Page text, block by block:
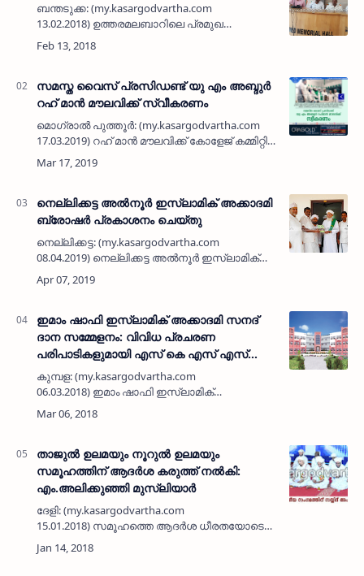
ബന്തടുക്ക: (my.kasargodvartha.com
13.02.2018) ഉത്തരമലബാറിലെ പ്രമുഖ
സിയാറത്ത് കേന്ദ്രമായ ബന്തടുക്ക ഏണിയാടി
മഖാം ഉറൂസ് ഫെബ്രുവരി 15 മുതല്‍ 21 വരെ
സമസ്ത വൈസ് പ്രസിഡണ്ട് യു എം അബ്ദുര്‍
റഹ് മാന്‍ മൗലവിക്ക് സ്വീകരണം
മൊഗ്രാല്‍ പുത്തൂര്‍: (my.kasargodvartha.com
17.03.2019) റഹ് മാന്‍ മൗലവിക്ക് കോളേജ് കമ്മിറ്റി
സ്വീകരണം നല്‍കി. സയ്യിദ് ത്വാഹ ജിഫ് രി
ബാഖവി തങ്ങള്‍ ഉദ്ഘാടനം ചെയ്തു. ഹമീദ് …
നെല്ലിക്കട്ട അല്‍നൂര്‍ ഇസ്ലാമിക് അക്കാദമി
ബ്രോഷര്‍ പ്രകാശനം ചെയ്തു
നെല്ലിക്കട്ട: (my.kasargodvartha.com
08.04.2019) നെല്ലിക്കട്ട അല്‍നൂര്‍ ഇസ്ലാമിക്
അക്കാദമിയുടെ എട്ടാം വാര്‍ഷിക ഒന്നാം സനദ്
ദാന സമ്മേളനത്തിന്റെ ബ്രോഷര്‍ പ്രകാശനം
ഇമാം ഷാഫി ഇസ്ലാമിക് അക്കാദമി സനദ്
ദാന സമ്മേളനം: വിവിധ പ്രചരണ
പരിപാടികളുമായി എസ് കെ എസ് എസ്
എഫ്
കുമ്പള: (my.kasargodvartha.com
06.03.2018) ഇമാം ഷാഫി ഇസ്ലാമിക്
അക്കാദമിയുടെ പത്താം വാര്‍ഷികവും ഒന്നാം
സനദ് ദാന സമ്മേളനത്തിന്റെയും മുന്നോടിയായി
താജുല്‍ ഉലമയും നൂറുല്‍ ഉലമയും
സമൂഹത്തിന് ആദര്‍ശ കരുത്ത് നല്‍കി:
എം.അലിക്കുഞ്ഞി മുസ്‌ലിയാര്‍
ദേളി: (my.kasargodvartha.com
15.01.2018) സമൂഹത്തെ ആദര്‍ശ ധീരതയോടെ
നയിക്കാന്‍ സ്ഥൈര്യവും കരുത്തും പകര്‍ന്നു
നല്‍കിയ നേതാക്കളായിരുന്നു താജുല്‍ ഉലമയും